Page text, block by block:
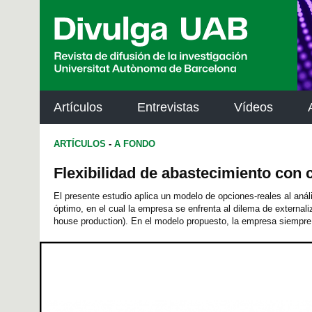
Artículos Entrevistas Vídeos
ARTÍCULOS - A FONDO
Flexibilidad de abastecimiento con
El presente estudio aplica un modelo de opciones-reales al
óptimo, en el cual la empresa se enfrenta al dilema de
house production). En el modelo propuesto, la empresa